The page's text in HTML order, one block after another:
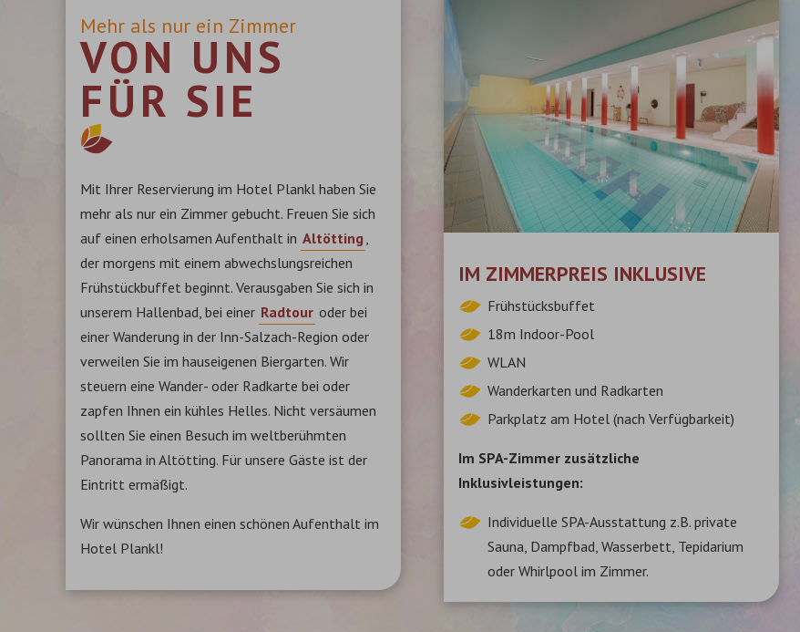
Mehr als nur ein Zimmer
VON UNS
FÜR SIE
Mit Ihrer Reservierung im Hotel Plankl haben Sie
mehr als nur ein Zimmer gebucht. Freuen Sie sich
auf einen erholsamen Aufenthalt in Altötting
der morgens mit einem abwechslungsreichen
Frühstückbuffet beginnt. Verausgaben Sie sich in
unserem Hallenbad, bei einer Radtour oder bei
einer Wanderung in der Inn-Salzach-Region oder
verweilen Sie im hauseigenen Biergarten. Wir
steuern eine Wander- oder Radkarte bei oder
zapfen Ihnen ein kühles Helles. Nicht versäumen
sollten Sie einen Besuch im weltberühmten
Panorama in Altötting. Für unsere Gäste ist der
Eintritt ermäßigt.
Wir wünschen Ihnen einen schönen Aufenthalt im
Hotel Plankl!
IM ZIMMERPREIS INKLUSIVE
Frühstücksbuffet
18m Indoor-Pool
WLAN
Wanderkarten und Radkarten
Parkplatz am Hotel (nach Verfügbarkeit)
Im SPA-Zimmer zusätzliche
Inklusivleistungen:
Individuelle SPA-Ausstattung z.B. private
Sauna, Dampfbad, Wasserbett, Tepidarium
oder Whirlpool im Zimmer.